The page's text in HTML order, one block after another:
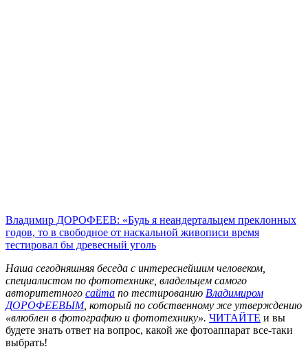
Владимир ДОРОФЕЕВ: «Будь я неандертальцем преклонных
годов, то в свободное от наскальной живописи время
тестировал бы древесный уголь
Наша сегодняшняя беседа с интереснейшим человеком,
специалистом по фототехнике, владельцем самого
авторитетного сайта по тестированию Владимиром
ДОРОФЕЕВЫМ, который по собственному же утверждению
«влюблен в фотографию и фототехнику». ЧИТАЙТЕ и вы
будете знать ответ на вопрос, какой же фотоаппарат все-таки
выбрать!